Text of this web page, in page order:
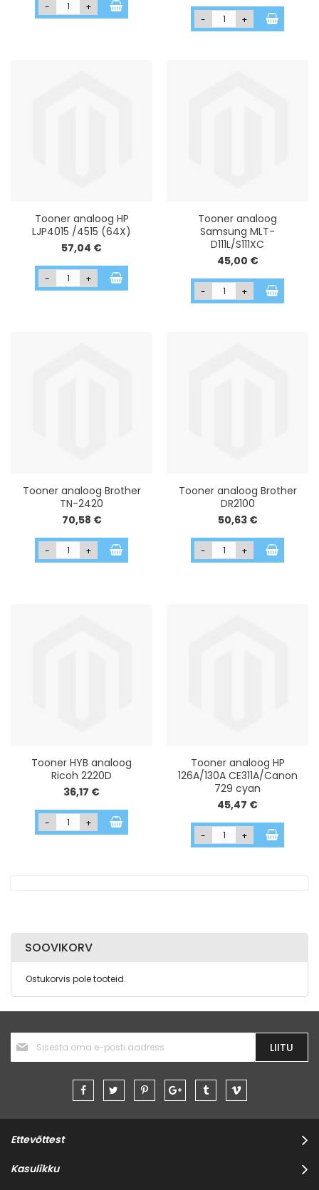
- +
- +
Tooner analoog HP
LJP4015 /4515 (64X)
57,04 €
- +
Tooner analoog
Samsung MLT-
D111L/S111XC
45,00 €
- +
Tooner analoog Brother
TN-2420
70,58 €
- +
Tooner analoog Brother
DR2100
50,63 €
- +
Tooner HYB analoog
Ricoh 2220D
36,17 €
- +
Tooner analoog HP
126A/130A CE311A/Canon
729 cyan
45,47 €
- +
SOOVIKORV
Ostukorvis pole tooteid.
uudiskirjaga:
LIITU
Ettevõttest
Kasulikku